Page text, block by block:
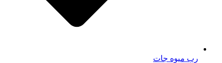
رب میوه جات